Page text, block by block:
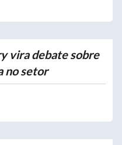
vira debate sobre
no setor